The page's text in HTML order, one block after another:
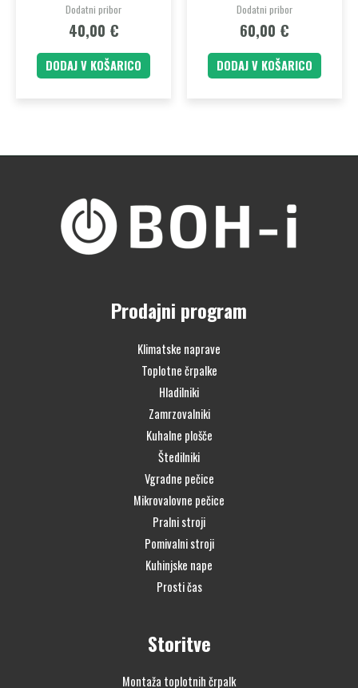
Dodatni pribor
40,00 €
DODAJ V KOŠARICO
Dodatni pribor
60,00 €
DODAJ V KOŠARICO
Prodajni program
Klimatske naprave
Toplotne črpalke
Hladilniki
Zamrzovalniki
Kuhalne plošče
Štedilniki
Vgradne pečice
Mikrovalovne pečice
Pralni stroji
Pomivalni stroji
Kuhinjske nape
Prosti čas
Storitve
Montaža toplotnih črpalk